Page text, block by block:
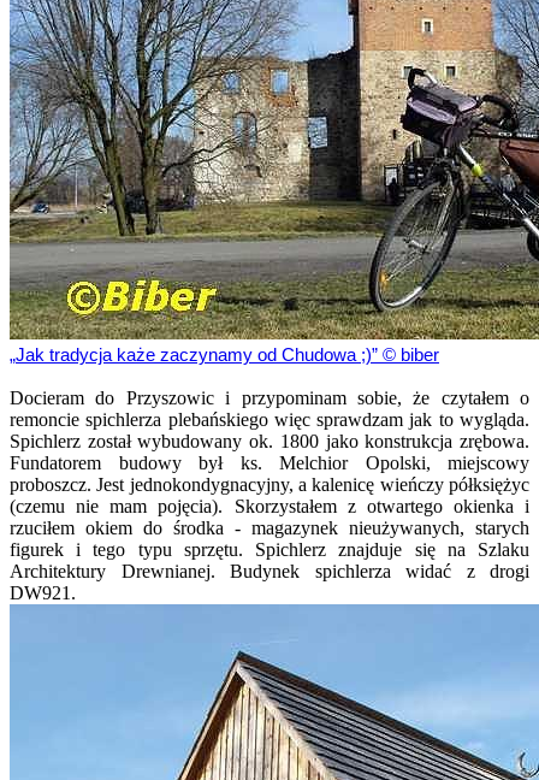
Jak tradycja każe zaczynamy od Chudowa ;) © biber
Docieram do Przyszowic i przypominam sobie, że czytałem o
remoncie spichlerza plebańskiego więc sprawdzam jak to wygląda.
Spichlerz został wybudowany ok. 1800 jako konstrukcja zrębowa.
Fundatorem budowy był ks. Melchior Opolski, miejscowy
proboszcz. Jest jednokondygnacyjny, a kalenicę wieńczy półksiężyc
(czemu nie mam pojęcia). Skorzystałem z otwartego okienka i
rzuciłem okiem do środka - magazynek nieużywanych, starych
figurek i tego typu sprzętu. Spichlerz znajduje się na Szlaku
Architektury Drewnianej. Budynek spichlerza widać z drogi
DW921.